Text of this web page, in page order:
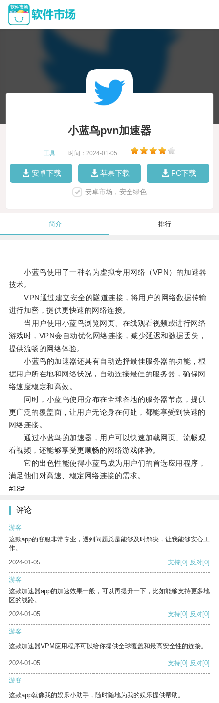
小蓝鸟pvn加速器
工具 时间：2024-01-05
安卓下载 苹果下载 PC下载
安卓市场，安全绿色
简介 排行
小蓝鸟使用了一种名为虚拟专用网络（VPN）的加速器
技术。
VPN通过建立安全的隧道连接，将用户的网络数据传输
进行加密，提供更快速的网络连接。
当用户使用小蓝鸟浏览网页、在线观看视频或进行网络
游戏时，VPN会自动优化网络连接，减少延迟和数据丢失，
提供流畅的网络体验。
小蓝鸟的加速器还具有自动选择最佳服务器的功能，根
据用户所在地和网络状况，自动连接最佳的服务器，确保网
络速度稳定和高效。
同时，小蓝鸟使用分布在全球各地的服务器节点，提供
更广泛的覆盖面，让用户无论身在何处，都能享受到快速的
网络连接。
通过小蓝鸟的加速器，用户可以快速加载网页、流畅观
看视频，还能够享受更顺畅的网络游戏体验。
它的出色性能使得小蓝鸟成为用户们的首选应用程序，
满足他们对高速、稳定网络连接的需求。
#18#
评论
游客
这款app的客服非常专业，遇到问题总是能够及时解决，让我能够安心工
作。
2024-01-05
支持[0] 反对[0]
游客
这款加速器app的加速效果一般，可以再提升一下，比如能够支持更多地
区的线路。
2024-01-05
支持[0] 反对[0]
游客
这款加速器VPM应用程序可以给你提供全球覆盖和最高安全性的连接。
2024-01-05 支持[0] 反对[0]
游客
这款app就像我的娱乐小助手，随时随地为我的娱乐提供帮助。